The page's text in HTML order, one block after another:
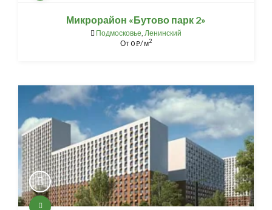
Микрорайон «Бутово парк 2»
Подмосковье Ленинский
От0⃏/ м2